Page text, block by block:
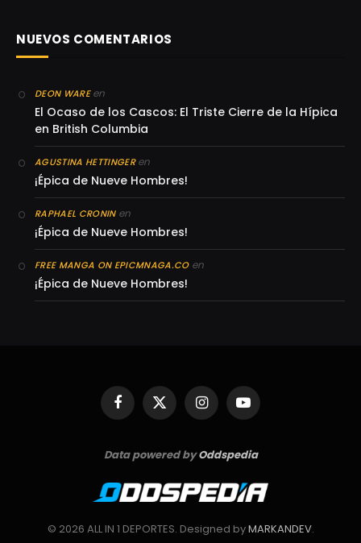
NUEVOS COMENTARIOS
DEON WAREen
El Ocaso de los Cascos: El Triste Cierre de la Hípica
en British Columbia
AGUSTINA HETTINGERen
¡Épica de Nueve Hombres!
RAPHAEL CRONINen
¡Épica de Nueve Hombres!
FREE MANGA ON EPICMNAGA.COen
¡Épica de Nueve Hombres!
Facebook
X
(Twitter)
InstagramYouTube
Data powered byOddspedia
© 2026 ALL IN 1 DEPORTES. Designed byMARKANDEV.